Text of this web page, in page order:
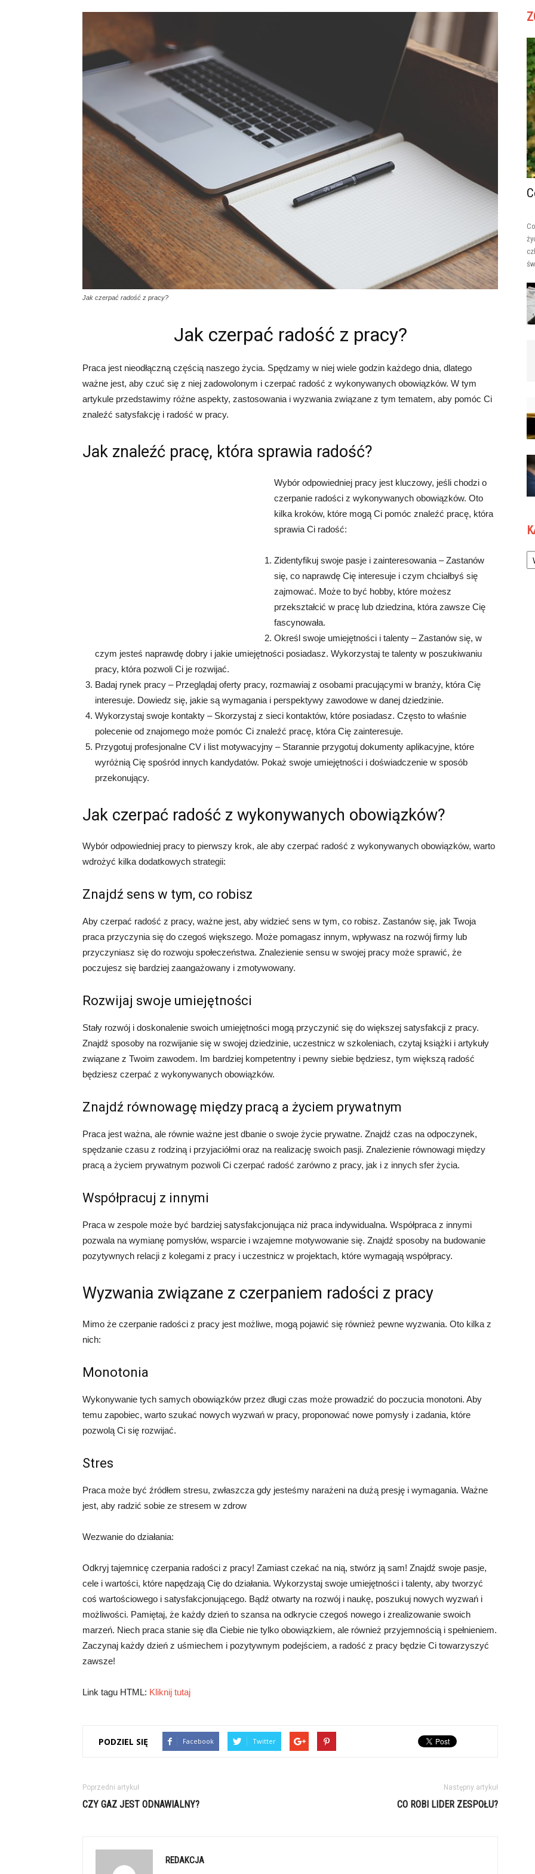
Jak czerpać radość z pracy?
Jak czerpać radość z pracy?
Praca jest nieodłączną częścią naszego życia. Spędzamy w niej wiele godzin każdego dnia, dlatego
ważne jest, aby czuć się z niej zadowolonym i czerpać radość z wykonywanych obowiązków. W tym
artykule przedstawimy różne aspekty, zastosowania i wyzwania związane z tym tematem, aby pomóc Ci
znaleźć satysfakcję i radość w pracy.
Jak znaleźć pracę, która sprawia radość?
Wybór odpowiedniej pracy jest kluczowy, jeśli chodzi o
czerpanie radości z wykonywanych obowiązków. Oto
kilka kroków, które mogą Ci pomóc znaleźć pracę, która
sprawia Ci radość:
Zidentyfikuj swoje pasje i zainteresowania – Zastanów
się, co naprawdę Cię interesuje i czym chciałbyś się
zajmować. Może to być hobby, które możesz
przekształcić w pracę lub dziedzina, która zawsze Cię
fascynowała.
Określ swoje umiejętności i talenty – Zastanów się, w
czym jesteś naprawdę dobry i jakie umiejętności posiadasz. Wykorzystaj te talenty w poszukiwaniu
pracy, która pozwoli Ci je rozwijać.
Badaj rynek pracy – Przeglądaj oferty pracy, rozmawiaj z osobami pracującymi w branży, która Cię
interesuje. Dowiedz się, jakie są wymagania i perspektywy zawodowe w danej dziedzinie.
Wykorzystaj swoje kontakty – Skorzystaj z sieci kontaktów, które posiadasz. Często to właśnie
polecenie od znajomego może pomóc Ci znaleźć pracę, która Cię zainteresuje.
Przygotuj profesjonalne CV i list motywacyjny – Starannie przygotuj dokumenty aplikacyjne, które
wyróżnią Cię spośród innych kandydatów. Pokaż swoje umiejętności i doświadczenie w sposób
przekonujący.
Jak czerpać radość z wykonywanych obowiązków?
Wybór odpowiedniej pracy to pierwszy krok, ale aby czerpać radość z wykonywanych obowiązków, warto
wdrożyć kilka dodatkowych strategii:
Znajdź sens w tym, co robisz
Aby czerpać radość z pracy, ważne jest, aby widzieć sens w tym, co robisz. Zastanów się, jak Twoja
praca przyczynia się do czegoś większego. Może pomagasz innym, wpływasz na rozwój firmy lub
przyczyniasz się do rozwoju społeczeństwa. Znalezienie sensu w swojej pracy może sprawić, że
poczujesz się bardziej zaangażowany i zmotywowany.
Rozwijaj swoje umiejętności
Stały rozwój i doskonalenie swoich umiejętności mogą przyczynić się do większej satysfakcji z pracy.
Znajdź sposoby na rozwijanie się w swojej dziedzinie, uczestnicz w szkoleniach, czytaj książki i artykuły
związane z Twoim zawodem. Im bardziej kompetentny i pewny siebie będziesz, tym większą radość
będziesz czerpać z wykonywanych obowiązków.
Znajdź równowagę między pracą a życiem prywatnym
Praca jest ważna, ale równie ważne jest dbanie o swoje życie prywatne. Znajdź czas na odpoczynek,
spędzanie czasu z rodziną i przyjaciółmi oraz na realizację swoich pasji. Znalezienie równowagi między
pracą a życiem prywatnym pozwoli Ci czerpać radość zarówno z pracy, jak i z innych sfer życia.
Współpracuj z innymi
Praca w zespole może być bardziej satysfakcjonująca niż praca indywidualna. Współpraca z innymi
pozwala na wymianę pomysłów, wsparcie i wzajemne motywowanie się. Znajdź sposoby na budowanie
pozytywnych relacji z kolegami z pracy i uczestnicz w projektach, które wymagają współpracy.
Wyzwania związane z czerpaniem radości z pracy
Mimo że czerpanie radości z pracy jest możliwe, mogą pojawić się również pewne wyzwania. Oto kilka z
nich:
Monotonia
Wykonywanie tych samych obowiązków przez długi czas może prowadzić do poczucia monotoni. Aby
temu zapobiec, warto szukać nowych wyzwań w pracy, proponować nowe pomysły i zadania, które
pozwolą Ci się rozwijać.
Stres
Praca może być źródłem stresu, zwłaszcza gdy jesteśmy narażeni na dużą presję i wymagania. Ważne
jest, aby radzić sobie ze stresem w zdrow
Wezwanie do działania:
Odkryj tajemnicę czerpania radości z pracy! Zamiast czekać na nią, stwórz ją sam! Znajdź swoje pasje,
cele i wartości, które napędzają Cię do działania. Wykorzystaj swoje umiejętności i talenty, aby tworzyć
coś wartościowego i satysfakcjonującego. Bądź otwarty na rozwój i naukę, poszukuj nowych wyzwań i
możliwości. Pamiętaj, że każdy dzień to szansa na odkrycie czegoś nowego i zrealizowanie swoich
marzeń. Niech praca stanie się dla Ciebie nie tylko obowiązkiem, ale również przyjemnością i spełnieniem.
Zaczynaj każdy dzień z uśmiechem i pozytywnym podejściem, a radość z pracy będzie Ci towarzyszyć
zawsze!
Link tagu HTML: Kliknij tutaj
PODZIEL SIĘ Facebook Twitter
Poprzedni artykuł
CZY GAZ JEST ODNAWIALNY?
Następny artykuł
CO ROBI LIDER ZESPOŁU?
REDAKCJA